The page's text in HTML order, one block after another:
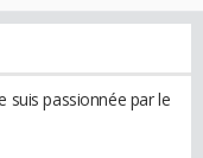
suis passionnée par le